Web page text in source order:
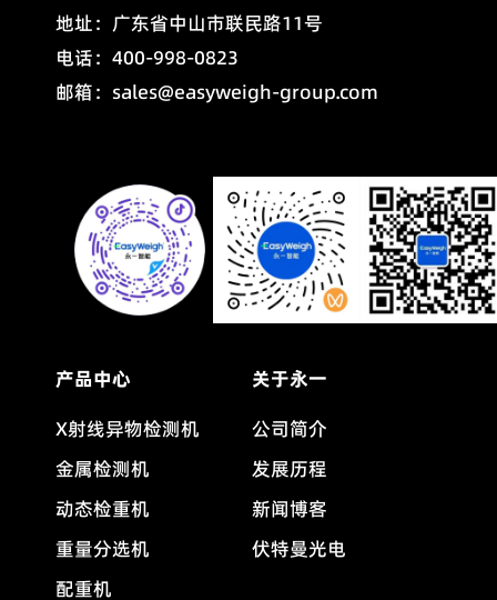
地址：广东省中山市联民路11号
电话：400-998-0823
邮箱：sales@easyweigh-group.com
产品中心
X射线异物检测机
金属检测机
动态检重机
重量分选机
配重机
关于永一
公司简介
发展历程
新闻博客
伏特曼光电